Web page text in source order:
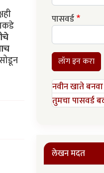
पासवर्ड
लॉग इन करा
नवीन खाते बनवा
तुमचा पासवर्ड
लेखन मदत